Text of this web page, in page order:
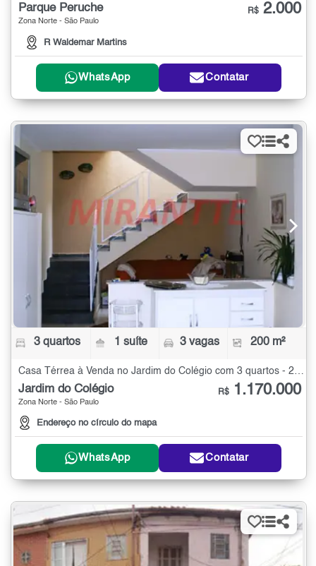
Parque Peruche
Zona Norte - São Paulo
R Waldemar Martins
R$ 2.000
WhatsApp Contatar
3 quartos 1 suíte 3 vagas 200 m²
Jardim do Colégio
Zona Norte - São Paulo
Endereço no círculo do mapa
R$ 1.170.000
WhatsApp Contatar